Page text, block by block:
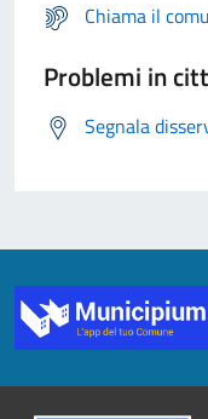
Chiama il
Problemi in
Segnala